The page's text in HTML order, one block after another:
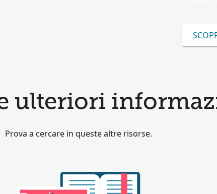
ulteriori
Prova a cercare in queste altre risorse.